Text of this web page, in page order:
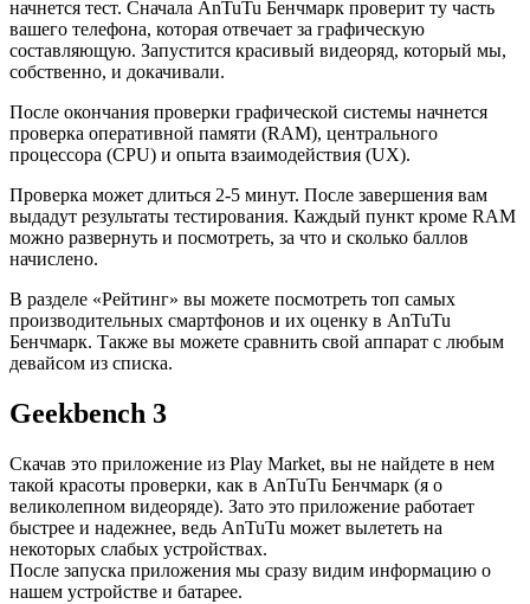
начнется тест. Сначала AnTuTu Бенчмарк проверит ту часть
вашего телефона, которая отвечает за графическую
составляющую. Запустится красивый видеоряд, который мы,
собственно, и докачивали.
После окончания проверки графической системы начнется
проверка оперативной памяти (RAM), центрального
процессора (CPU) и опыта взаимодействия (UX).
Проверка может длиться 2-5 минут. После завершения вам
выдадут результаты тестирования. Каждый пункт кроме RAM
можно развернуть и посмотреть, за что и сколько баллов
начислено.
В разделе «Рейтинг» вы можете посмотреть топ самых
производительных смартфонов и их оценку в AnTuTu
Бенчмарк. Также вы можете сравнить свой аппарат с любым
девайсом из списка.
Geekbench 3
Скачав это приложение из Play Market, вы не найдете в нем
такой красоты проверки, как в AnTuTu Бенчмарк (я о
великолепном видеоряде). Зато это приложение работает
быстрее и надежнее, ведь AnTuTu может вылететь на
некоторых слабых устройствах.
После запуска приложения мы сразу видим информацию о
нашем устройстве и батарее.